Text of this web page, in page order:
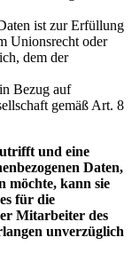
ist zur Erfüllung
Unionsrecht oder
dem der
Bezug auf
gemäß Art. 8
und eine
Daten,
möchte, kann sie
für die
Mitarbeiter des
unverzüglich